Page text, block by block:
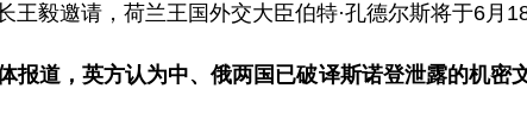
毅邀请，荷兰王国外交大臣伯特·孔德尔斯将于6月18
报道，英方认为中、俄两国已破译斯诺登泄露的机